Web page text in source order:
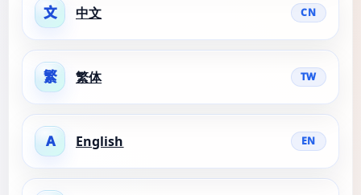
文 中文 CN
繁 繁体 TW
A English EN